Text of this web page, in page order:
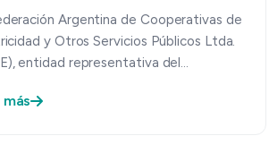
Argentina de Cooperativas de
y Otros Servicios Públicos Ltda.
entidad representativa del